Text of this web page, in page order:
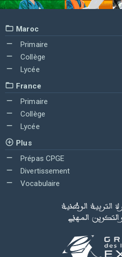
Maroc
Primaire
Collège
Lycée
France
Primaire
Collège
Lycée
Plus
Prépas CPGE
Divertissement
Vocabulaire